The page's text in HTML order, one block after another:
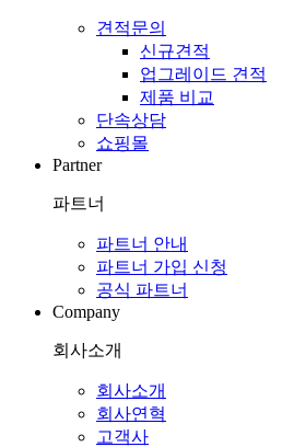
견적문의
신규견적
업그레이드 견적
제품 비교
단속상담
쇼핑몰
Partner
파트너
파트너 안내
파트너 가입 신청
공식 파트너
Company
회사소개
회사소개
회사연혁
고객사